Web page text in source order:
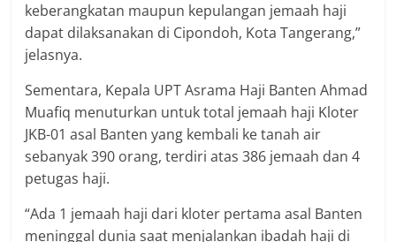
keberangkatan maupun kepulangan jemaah haji
dapat dilaksanakan di Cipondoh, Kota Tangerang,”
jelasnya.
Sementara, Kepala UPT Asrama Haji Banten Ahmad
Muafiq menuturkan untuk total jemaah haji Kloter
JKB-01 asal Banten yang kembali ke tanah air
sebanyak 390 orang, terdiri atas 386 jemaah dan 4
petugas haji.
“Ada 1 jemaah haji dari kloter pertama asal Banten
meninggal dunia saat menjalankan ibadah haji di